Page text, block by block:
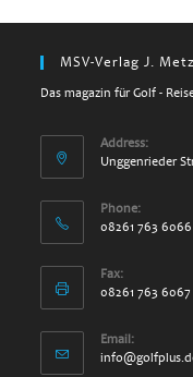
MSV-Verlag J.
Das magazin für Golf -
Address:
Unggenrieder
Phone:
08261 763 6066
Fax:
08261 763 6067
Email: